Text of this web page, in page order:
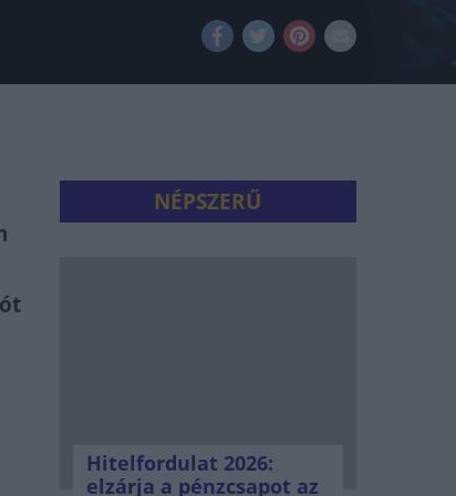
NÉPSZERŰ
Hitelfordulat 2026:
elzárja a pénzcsapot az